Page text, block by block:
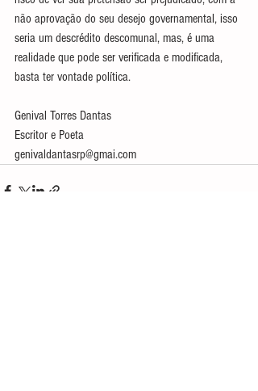
não aprovação do seu desejo governamental, isso
seria um descrédito descomunal, mas, é uma
realidade que pode ser verificada e modificada,
basta ter vontade política.
Genival Torres Dantas
Escritor e Poeta
genivaldantasrp@gmai.com